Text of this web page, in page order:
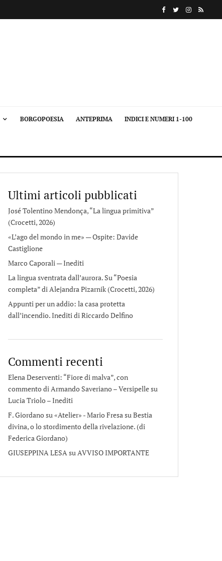
BORGOPOESIA ANTEPRIMA INDICI E NUMERI 1-100
Ultimi articoli pubblicati
José Tolentino Mendonça, “La lingua primitiva”
(Crocetti, 2026)
«L’ago del mondo in me» — Ospite: Davide
Castiglione
Marco Caporali — Inediti
La lingua sventrata dall’aurora. Su “Poesia
completa” di Alejandra Pizarnik (Crocetti, 2026)
Appunti per un addio: la casa protetta
dall’incendio. Inediti di Riccardo Delfino
Commenti recenti
Elena Deserventi: “Fiore di malva”, con
commento di Armando Saveriano – Versipellesu
Lucia Triolo – Inediti
F. Giordano su «Atelier» - Mario FresasuBestia
divina, o lo stordimento della rivelazione. (di
Federica Giordano)
GIUSEPPINA LESAsuAVVISO IMPORTANTE